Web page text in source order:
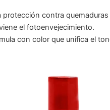
protección contra quemaduras
el fotoenvejecimiento.
con color que unifica el